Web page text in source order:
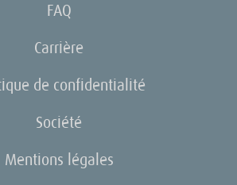
FAQ
Carrière
de confidentialité
Société
Mentions légales